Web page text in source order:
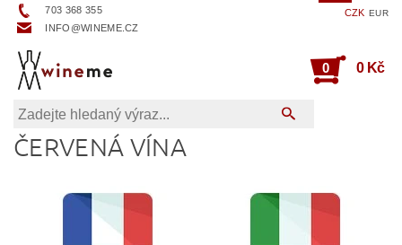
703 368 355
INFO@WINEME.CZ
CZK EUR
0 0 Kč
ČERVENÁ VÍNA